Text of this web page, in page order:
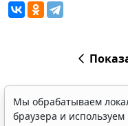
Мы обрабатываем
браузера и